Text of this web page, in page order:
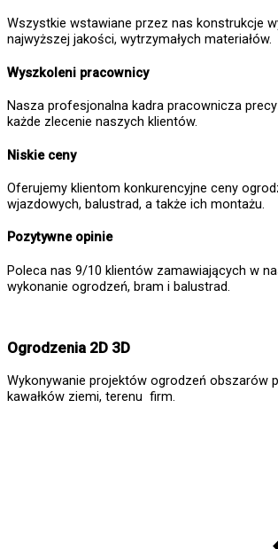
Wszystkie wstawiane przez nas konstrukcje
najwyższej jakości, wytrzymałych materiałów.
Wyszkoleni pracownicy
Nasza profesjonalna kadra pracownicza
każde zlecenie naszych klientów.
Niskie ceny
Oferujemy klientom konkurencyjne ceny
wjazdowych, balustrad, a także ich montażu.
Pozytywne opinie
Poleca nas 9/10 klientów zamawiających w
wykonanie ogrodzeń, bram i balustrad.
Ogrodzenia 2D 3D
Wykonywanie projektów ogrodzeń obszarów
kawałków ziemi, terenu firm.